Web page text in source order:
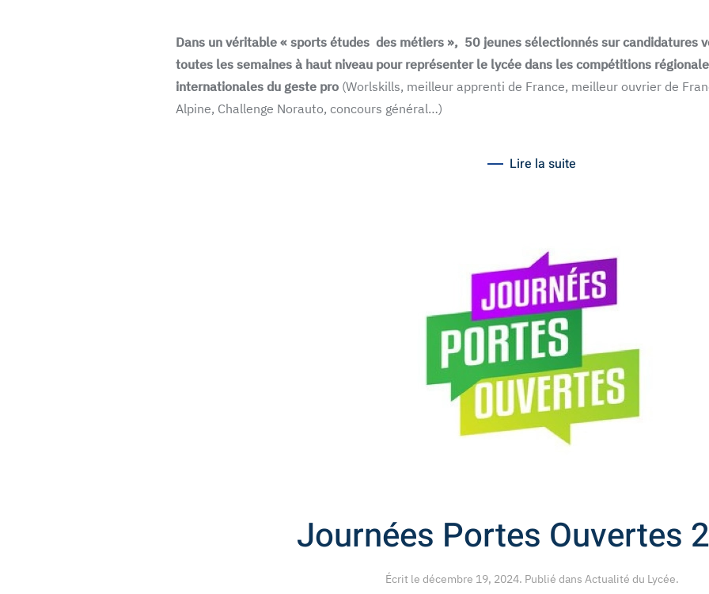
Dans un véritable « sports études des métiers », 50 jeunes sélectionnés sur candidatures
toutes les semaines à haut niveau pour représenter le lycée dans les compétitions
internationales du geste pro (Worlskills, meilleur apprenti de France, meilleur ouvrier de
Alpine, Challenge Norauto, concours général…)
Lire la suite
Journées Portes Ouvertes
Écrit le décembre 19, 2024. Publié dans Actualité du Lycée.